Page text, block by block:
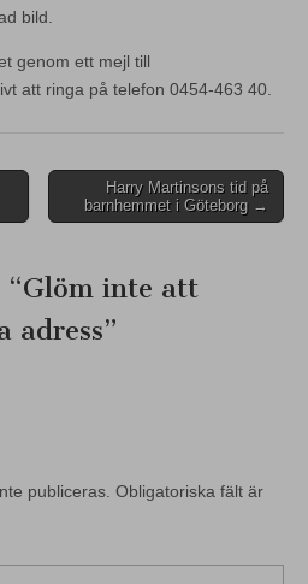
bild.
genom ett mejl till
att ringa på telefon 0454-463 40.
Harry Martinsons tid på
barnhemmet i Göteborg →
Glöm inte att
adress”
publiceras. Obligatoriska fält är